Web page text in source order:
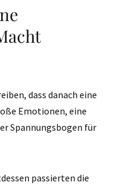
dass danach eine
Emotionen, eine
Spannungsbogen für
passierten die